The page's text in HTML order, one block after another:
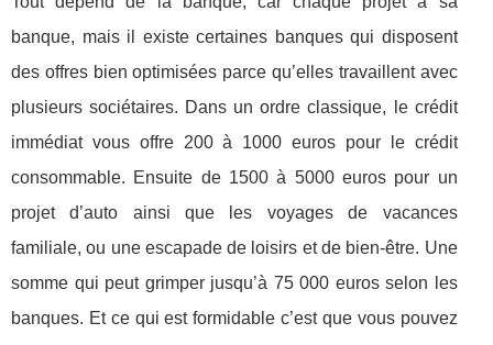
banque, mais il existe certaines banques qui disposent
des offres bien optimisées parce qu’elles travaillent avec
plusieurs sociétaires. Dans un ordre classique, le crédit
immédiat vous offre 200 à 1000 euros pour le crédit
consommable. Ensuite de 1500 à 5000 euros pour un
projet d’auto ainsi que les voyages de vacances
familiale, ou une escapade de loisirs et de bien-être. Une
somme qui peut grimper jusqu’à 75 000 euros selon les
banques. Et ce qui est formidable c’est que vous pouvez